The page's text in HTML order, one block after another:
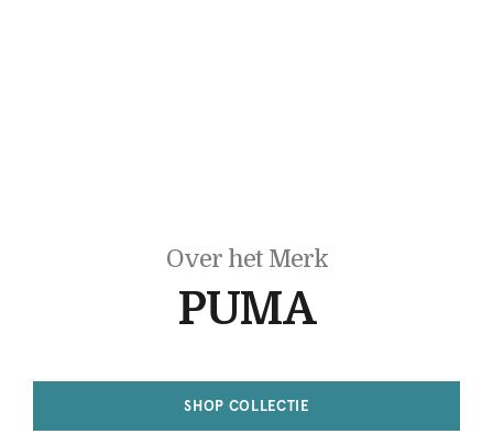
Over het Merk
PUMA
SHOP COLLECTIE